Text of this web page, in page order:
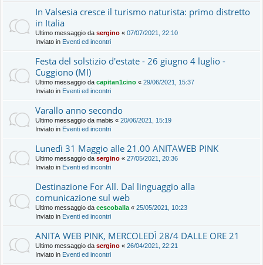
In Valsesia cresce il turismo naturista: primo distretto
in Italia
Ultimo messaggio da sergino « 07/07/2021, 22:10
Inviato in Eventi ed incontri
Festa del solstizio d'estate - 26 giugno 4 luglio -
Cuggiono (MI)
Ultimo messaggio da capitan1cino « 29/06/2021, 15:37
Inviato in Eventi ed incontri
Varallo anno secondo
Ultimo messaggio da mabis « 20/06/2021, 15:19
Inviato in Eventi ed incontri
Lunedì 31 Maggio alle 21.00 ANITAWEB PINK
Ultimo messaggio da sergino « 27/05/2021, 20:36
Inviato in Eventi ed incontri
Destinazione For All. Dal linguaggio alla
comunicazione sul web
Ultimo messaggio da cescoballa « 25/05/2021, 10:23
Inviato in Eventi ed incontri
ANITA WEB PINK, MERCOLEDÌ 28/4 DALLE ORE 21
Ultimo messaggio da sergino « 26/04/2021, 22:21
Inviato in Eventi ed incontri